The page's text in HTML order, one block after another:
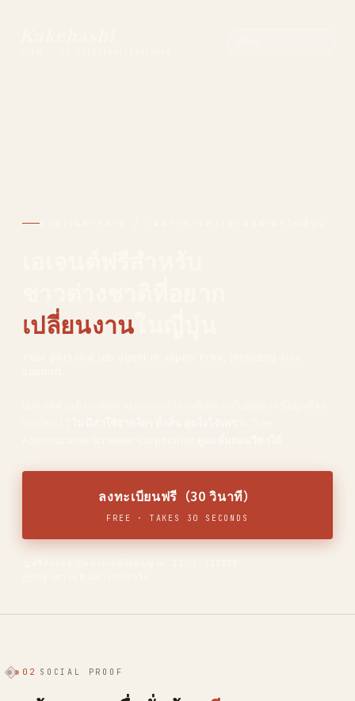
เปลี่ยนงาน
ลงทะเบียนฟรี（30 วินาที）
FREE · TAKES 30 SECONDS
02 SOCIAL PROOF